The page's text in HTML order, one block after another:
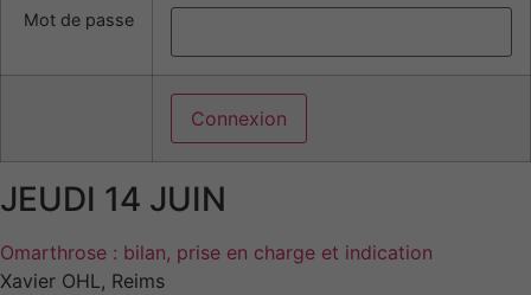
Mot de passe
JEUDI 14 JUIN
Omarthrose : bilan, prise en charge et indication
Xavier OHL, Reims